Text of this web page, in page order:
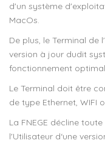
d'un système
MacOs.
De plus, le Terminal
version à jour dudit
fonctionnement
Le Terminal doit être
de type Ethernet, WIFI
La FNEGE décline
l'Utilisateur d‘une